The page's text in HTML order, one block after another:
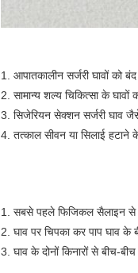
1. आपातकालीन सर्जरी घावों को
2. सामान्य शल्य चिकित्सा के
3. सिजेरियन सेक्शन सर्जरी घाव
4. तत्काल सीवन या सिलाई हटाने
1. सबसे पहले फिजिकल सैलाइन से
2. घाव पर चिपका कर पाप घाव के
3. घाव के दोनों किनारों से बीच-